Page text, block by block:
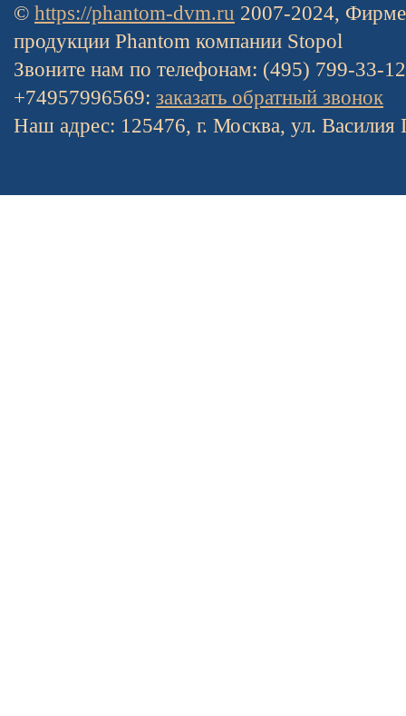
© https://phantom-dvm.ru 2007-2024,
продукции Phantom компании Stopol
Звоните нам по телефонам: (495) 799-33-
+74957996569: заказать обратный звонок
Наш адрес: 125476, г. Москва, ул. Василия